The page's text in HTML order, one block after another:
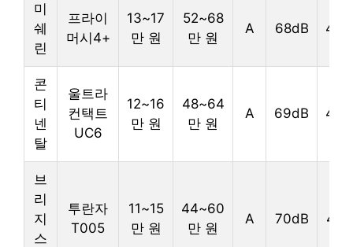
미
쉐
린
프라이
머시4+
13~17
만 원
52~68
만 원
A 68dB
콘
티
넨
탈
울트라
컨택트
UC6
12~16
만 원
48~64
만 원
A 69dB
브
리
지
스
투란자
T005
11~15
만 원
44~60
만 원
A 70dB 4.2/